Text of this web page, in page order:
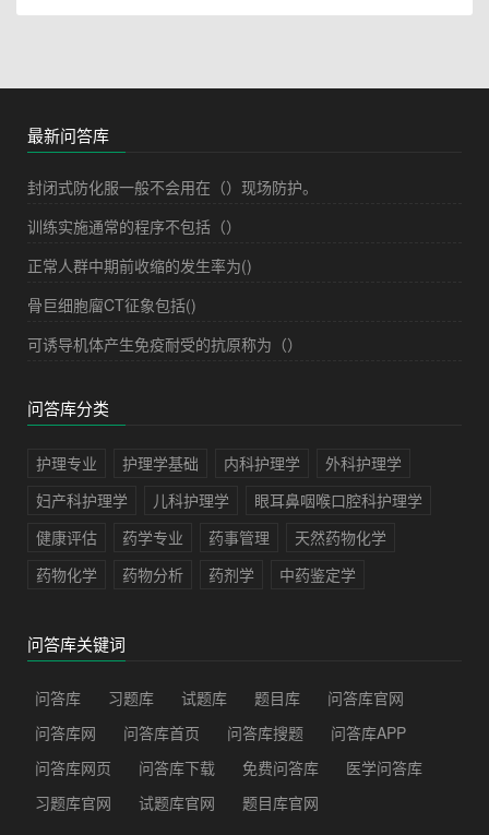
最新问答库
封闭式防化服一般不会用在（）现场防护。
训练实施通常的程序不包括（）
正常人群中期前收缩的发生率为()
骨巨细胞廇CT征象包括()
可诱导机体产生免疫耐受的抗原称为（）
问答库分类
护理专业 护理学基础 内科护理学
外科护理学
妇产科护理学
儿科护理学
眼耳鼻咽喉口腔科护理学
健康评估
药学专业 药事管理
天然药物化学
药物化学
药物分析 药剂学 中药鉴定学
问答库关键词
问答库 习题库 试题库 题目库
问答库官网
问答库网
问答库首页 问答库搜题
问答库APP
问答库网页
问答库下载 免费问答库
医学问答库
习题库官网
试题库官网 题目库官网